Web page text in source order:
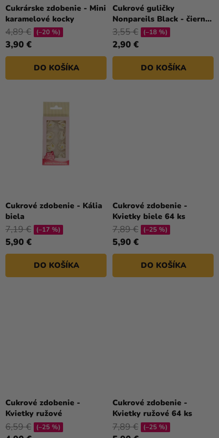
a merch
Sviatky
Kreatívne
potreby
Personalizované
Výpredaj
Kontakt
T
O
V
Cukrárske zdobenie - Mini
karamelové kocky
3,90 €
4,89 € (–20 %)
DO KOŠÍKA
Cukrové guličky
Nonpareils Black - čierne
80 g
2,90 €
3,55 € (–18 %)
DO KOŠÍKA
Cukrové zdobenie - Kália
biela
5,90 €
7,19 € (–17 %)
DO KOŠÍKA
Cukrové zdobenie -
Kvietky biele 64 ks
5,90 €
7,89 € (–25 %)
DO KOŠÍKA
Cukrové zdobenie -
Kvietky ružové
6,59 € (–25 %)
Cukrové zdobenie -
Kvietky ružové 64 ks
7,89 € (–25 %)